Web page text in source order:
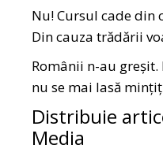
Nu! Cursul cade din
Din cauza trădării
Românii n-au
nu se mai lasă
Distribuie
Media